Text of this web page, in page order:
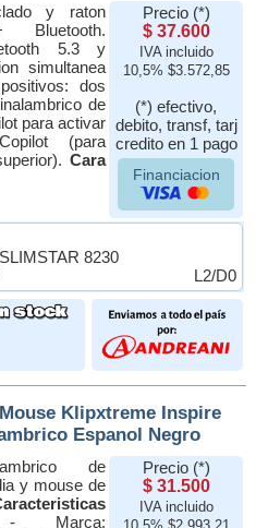
y raton
Bluetooth.
5.3 y
simultanea
dos
de
para activar
(para
Cara
Precio (*)
$ 37.600
IVA incluido
10,5% $3.572,85
(*) efectivo,
debito, transf, tarj
credito en 1 pago
Financiacion
SLIMSTAR 8230
L2/D0
Klipxtreme Inspire
Espanol Negro
de
y mouse de
- Marca:
Precio (*)
$ 31.500
IVA incluido